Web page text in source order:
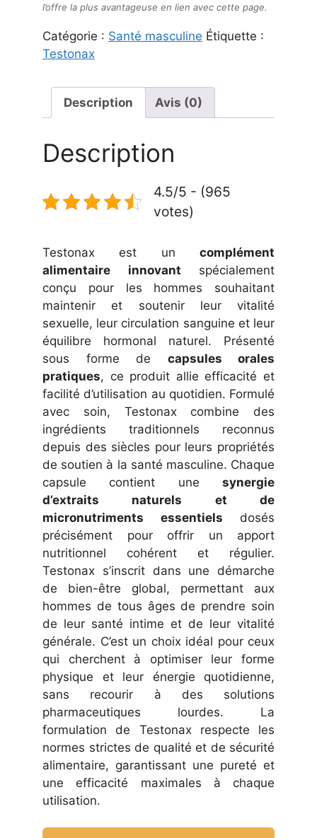
l’offre la plus avantageuse en lien avec cette page.
Catégorie : Santé masculine Étiquette :
Testonax
Description Avis (0)
Description
4.5/5 - (965
votes)
Testonax est un complément
alimentaire innovant spécialement
conçu pour les hommes souhaitant
maintenir et soutenir leur vitalité
sexuelle, leur circulation sanguine et leur
équilibre hormonal naturel. Présenté
sous forme de capsules orales
pratiques, ce produit allie efficacité et
facilité d’utilisation au quotidien. Formulé
avec soin, Testonax combine des
ingrédients traditionnels reconnus
depuis des siècles pour leurs propriétés
de soutien à la santé masculine. Chaque
capsule contient une synergie
d’extraits naturels et de
micronutriments essentiels dosés
précisément pour offrir un apport
nutritionnel cohérent et régulier.
Testonax s’inscrit dans une démarche
de bien-être global, permettant aux
hommes de tous âges de prendre soin
de leur santé intime et de leur vitalité
générale. C’est un choix idéal pour ceux
qui cherchent à optimiser leur forme
physique et leur énergie quotidienne,
sans recourir à des solutions
pharmaceutiques lourdes. La
formulation de Testonax respecte les
normes strictes de qualité et de sécurité
alimentaire, garantissant une pureté et
une efficacité maximales à chaque
utilisation.